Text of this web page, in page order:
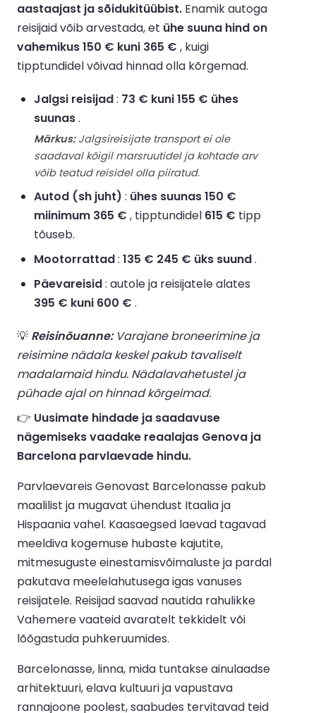
aastaajast ja sõidukitüübist. Enamik autoga
reisijaid võib arvestada, et ühe suuna hind on
vahemikus 150 € kuni 365 € , kuigi
tipptundidel võivad hinnad olla kõrgemad.
Jalgsi reisijad: 73 € kuni 155 € ühes
suunas.
Märkus:Jalgsireisijate transport ei ole
saadaval kõigil marsruutidel ja kohtade arv
võib teatud reisidel olla piiratud.
Autod (sh juht) : ühes suunas 150 €
miinimum 365 € , tipptundidel 615 € tipp
tõuseb.
Mootorrattad: 135 € 245 € üks suund.
Päevareisid: autole ja reisijatele alates
395 € kuni 600 € .
💡 Reisinõuanne:Varajane broneerimine ja
reisimine nädala keskel pakub tavaliselt
madalamaid hindu. Nädalavahetustel ja
pühade ajal on hinnad kõrgeimad.
👉 Uusimate hindade ja saadavuse
nägemiseks vaadake reaalajas Genova ja
Barcelona parvlaevade hindu.
Parvlaevareis Genovast Barcelonasse pakub
maalilist ja mugavat ühendust Itaalia ja
Hispaania vahel. Kaasaegsed laevad tagavad
meeldiva kogemuse hubaste kajutite,
mitmesuguste einestamisvõimaluste ja pardal
pakutava meelelahutusega igas vanuses
reisijatele. Reisijad saavad nautida rahulikke
Vahemere vaateid avaratelt tekkidelt või
lõõgastuda puhkeruumides.
Barcelonasse, linna, mida tuntakse ainulaadse
arhitektuuri, elava kultuuri ja vapustava
rannajoone poolest, saabudes tervitavad teid